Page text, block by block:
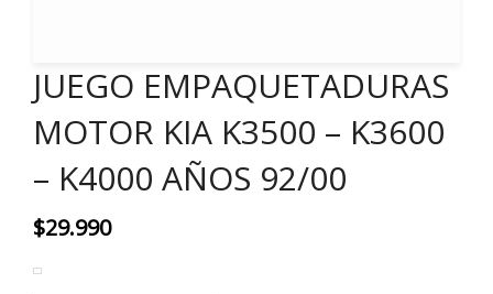
JUEGO EMPAQUETADURAS
MOTOR KIA K3500 – K3600
– K4000 AÑOS 92/00
$29.990